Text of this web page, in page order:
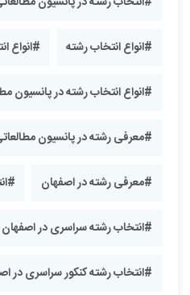
#انواع انتخاب رشته #انواع
#انواع انتخاب رشته در پانسیون
#معرفی رشته در پانسیون
#معرفی رشته در اصفهان
#انتخاب رشته سراسری در اصفهان
#انتخاب رشته کنکور سراسری در